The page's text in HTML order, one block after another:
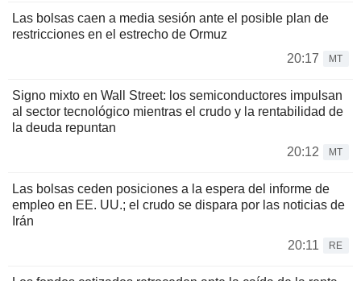
Las bolsas caen a media sesión ante el posible plan de
restricciones en el estrecho de Ormuz
20:17
MT
Signo mixto en Wall Street: los semiconductores impulsan
al sector tecnológico mientras el crudo y la rentabilidad de
la deuda repuntan
20:12
MT
Las bolsas ceden posiciones a la espera del informe de
empleo en EE. UU.; el crudo se dispara por las noticias de
Irán
20:11
RE